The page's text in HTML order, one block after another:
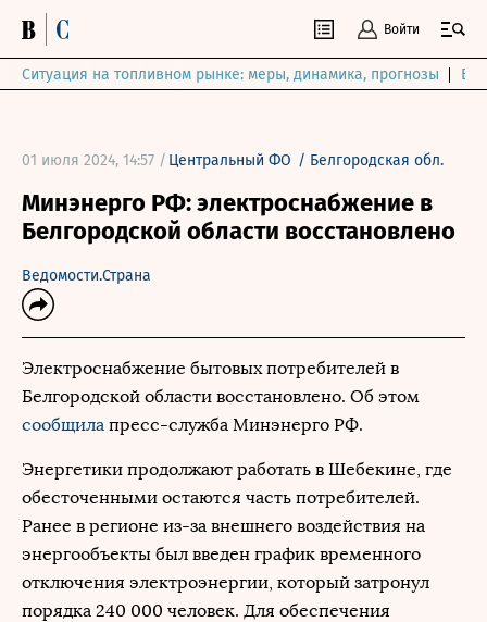
Войти
Ситуация на топливном рынке: меры, динамика, прогнозы
01 июля 2024, 14:57 / Центральный ФО / Белгородская обл.
Минэнерго РФ: электроснабжение в
Белгородской области восстановлено
Ведомости.Страна
Электроснабжение бытовых потребителей в
Белгородской области восстановлено. Об этом
сообщила пресс-служба Минэнерго РФ.
Энергетики продолжают работать в Шебекине, где
обесточенными остаются часть потребителей.
Ранее в регионе из-за внешнего воздействия на
энергообъекты был введен график временного
отключения электроэнергии, который затронул
порядка 240 000 человек. Для обеспечения